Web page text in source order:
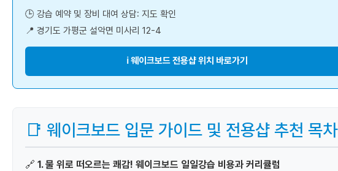
🕒 강습 예약 및 장비 대여 상담: 지도 확인
📍 경기도 가평군 설악면 미사리 12-4
ℹ 웨이크보드 전용샵 위치 바로가기
📑 웨이크보드 입문 가이드 및 전용샵 추천 목차
🔗 1. 물 위로 떠오르는 쾌감! 웨이크보드 일일강습 비용과 커리큘럼